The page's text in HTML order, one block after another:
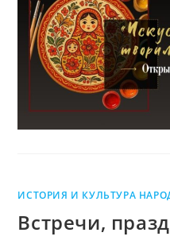
ИСТОРИЯ И КУЛЬТУРА
Встречи,